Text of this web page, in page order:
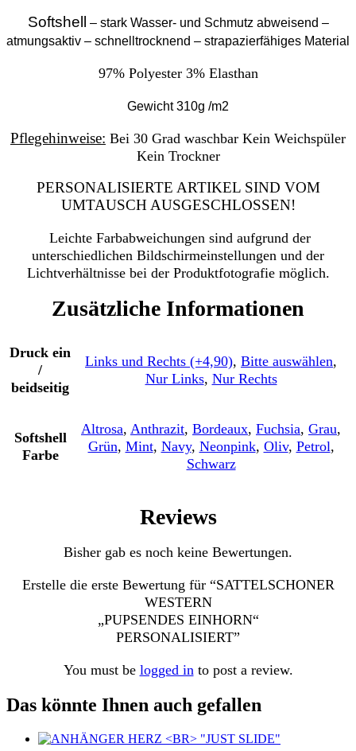
Softshell
– stark Wasser- und Schmutz abweisend –
atmungsaktiv – schnelltrocknend – strapazierfähiges Material
97% Polyester 3% Elasthan
Gewicht 310g /m2
Pflegehinweise: Bei 30 Grad waschbar Kein Weichspüler
Kein Trockner
PERSONALISIERTE ARTIKEL SIND VOM
UMTAUSCH AUSGESCHLOSSEN!
Leichte Farbabweichungen sind aufgrund der
unterschiedlichen Bildschirmeinstellungen und der
Lichtverhältnisse bei der Produktfotografie möglich.
Zusätzliche Informationen
Druck ein
/
beidseitig
Links und Rechts (+4,90), Bitte auswählen,
Nur Links, Nur Rechts
Softshell
Farbe
Altrosa, Anthrazit, Bordeaux, Fuchsia, Grau,
Grün, Mint, Navy, Neonpink, Oliv, Petrol,
Schwarz
Reviews
Bisher gab es noch keine Bewertungen.
Erstelle die erste Bewertung für “SATTELSCHONER
WESTERN
„PUPSENDES EINHORN“
PERSONALISIERT”
You must be logged into post a review.
Das könnte Ihnen auch gefallen